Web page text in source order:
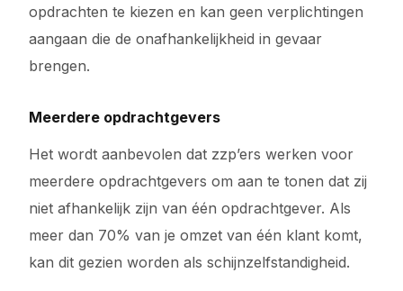
opdrachten te kiezen en kan geen verplichtingen
aangaan die de onafhankelijkheid in gevaar
brengen.
Meerdere opdrachtgevers
Het wordt aanbevolen dat zzp’ers werken voor
meerdere opdrachtgevers om aan te tonen dat zij
niet afhankelijk zijn van één opdrachtgever. Als
meer dan 70% van je omzet van één klant komt,
kan dit gezien worden als schijnzelfstandigheid.